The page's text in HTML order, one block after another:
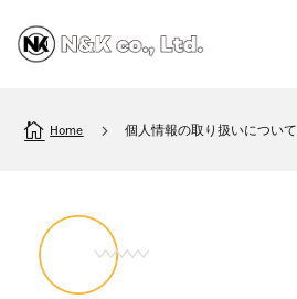
 Home 5 個人情報の取り扱いについて